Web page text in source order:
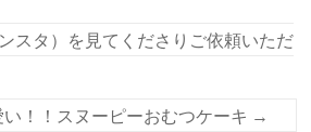
スタ）を見てくださりご依頼いただ
い！！スヌーピーおむつケーキ →